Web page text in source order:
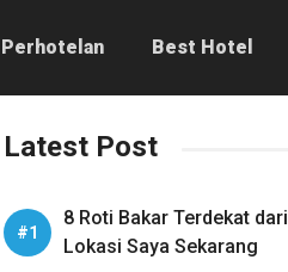
Perhotelan Best Hotel
Latest Post
8 Roti Bakar Terdekat dari
Lokasi Saya Sekarang